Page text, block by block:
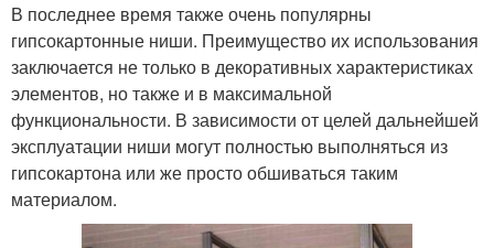
В последнее время также очень популярны
гипсокартонные ниши. Преимущество их использования
заключается не только в декоративных характеристиках
элементов, но также и в максимальной
функциональности. В зависимости от целей дальнейшей
эксплуатации ниши могут полностью выполняться из
гипсокартона или же просто обшиваться таким
материалом.